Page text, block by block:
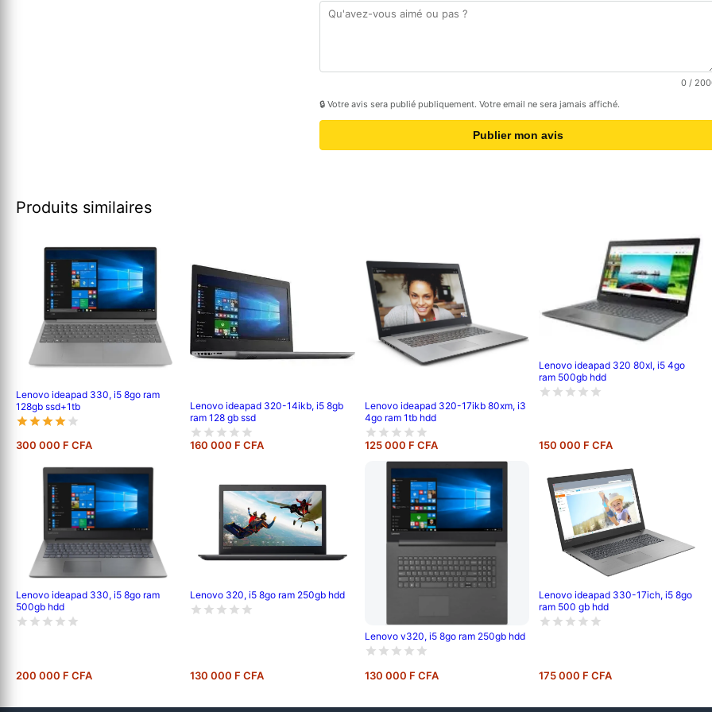
0 /
🔒 Votre avis sera publié publiquement. Votre email ne sera jamais affiché.
Publier mon avis
Produits similaires
Lenovo ideapad 330, i5 8go ram
128gb ssd+1tb
300 000 F CFA
Lenovo ideapad 320-14ikb, i5 8gb
ram 128 gb ssd
160 000 F CFA
Lenovo ideapad 320-17ikb 80xm, i3
4go ram 1tb hdd
125 000 F CFA
Lenovo ideapad 320 80xl, i5 4go
ram 500gb hdd
150 000 F CFA
Lenovo ideapad 330, i5 8go ram
500gb hdd
200 000 F CFA
Lenovo 320, i5 8go ram 250gb hdd
130 000 F CFA
Lenovo v320, i5 8go ram 250gb hdd
130 000 F CFA
Lenovo ideapad 330-17ich, i5 8go
ram 500 gb hdd
175 000 F CFA